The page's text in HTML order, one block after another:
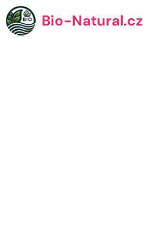
Přeskočit
na
obsah
Bio-Natural.cz